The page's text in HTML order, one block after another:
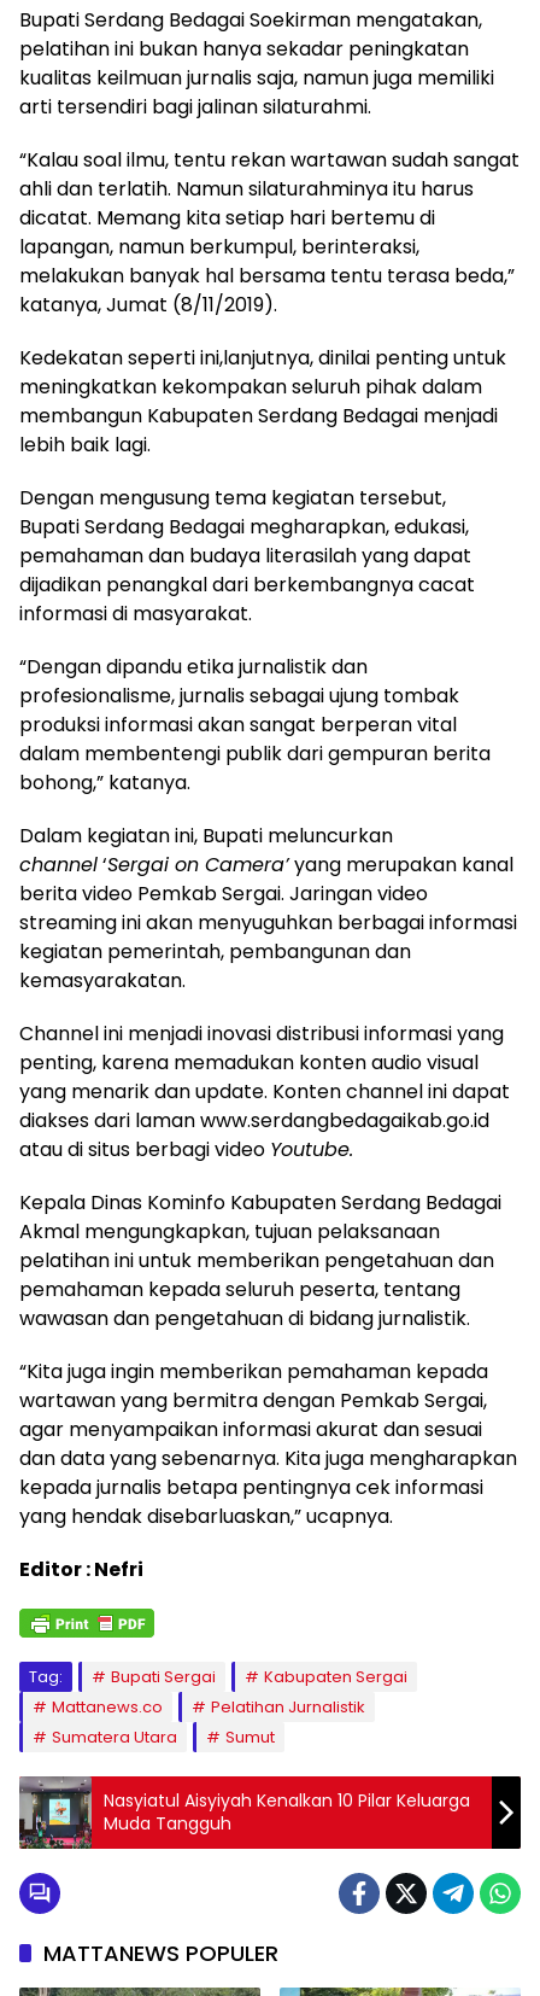
Bupati Serdang Bedagai Soekirman mengatakan,
pelatihan ini bukan hanya sekadar peningkatan
kualitas keilmuan jurnalis saja, namun juga memiliki
arti tersendiri bagi jalinan silaturahmi.
“Kalau soal ilmu, tentu rekan wartawan sudah sangat
ahli dan terlatih. Namun silaturahminya itu harus
dicatat. Memang kita setiap hari bertemu di
lapangan, namun berkumpul, berinteraksi,
melakukan banyak hal bersama tentu terasa beda,”
katanya, Jumat (8/11/2019).
Kedekatan seperti ini,lanjutnya, dinilai penting untuk
meningkatkan kekompakan seluruh pihak dalam
membangun Kabupaten Serdang Bedagai menjadi
lebih baik lagi.
Dengan mengusung tema kegiatan tersebut,
Bupati Serdang Bedagai megharapkan, edukasi,
pemahaman dan budaya literasilah yang dapat
dijadikan penangkal dari berkembangnya cacat
informasi di masyarakat.
“Dengan dipandu etika jurnalistik dan
profesionalisme, jurnalis sebagai ujung tombak
produksi informasi akan sangat berperan vital
dalam membentengi publik dari gempuran berita
bohong,” katanya.
Dalam kegiatan ini, Bupati meluncurkan
channel‘Sergai on Camera’yang merupakan kanal
berita video Pemkab Sergai. Jaringan video
streaming ini akan menyuguhkan berbagai informasi
kegiatan pemerintah, pembangunan dan
kemasyarakatan.
Channel ini menjadi inovasi distribusi informasi yang
penting, karena memadukan konten audio visual
yang menarik dan update. Konten channel ini dapat
diakses dari laman www.serdangbedagaikab.go.id
atau di situs berbagi video Youtube.
Kepala Dinas Kominfo Kabupaten Serdang Bedagai
Akmal mengungkapkan, tujuan pelaksanaan
pelatihan ini untuk memberikan pengetahuan dan
pemahaman kepada seluruh peserta, tentang
wawasan dan pengetahuan di bidang jurnalistik.
“Kita juga ingin memberikan pemahaman kepada
wartawan yang bermitra dengan Pemkab Sergai,
agar menyampaikan informasi akurat dan sesuai
dan data yang sebenarnya. Kita juga mengharapkan
kepada jurnalis betapa pentingnya cek informasi
yang hendak disebarluaskan,” ucapnya.
Editor : Nefri
Tag: Bupati Sergai
Kabupaten Sergai
Mattanews.co
Pelatihan Jurnalistik
Sumatera Utara
Sumut
Nasyiatul Aisyiyah Kenalkan 10 Pilar Keluarga
Muda Tangguh
MATTANEWS POPULER